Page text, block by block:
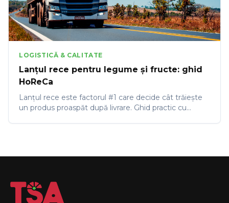
LOGISTICĂ & CALITATE
Lanțul rece pentru legume și fructe: ghid
HoReCa
Lanțul rece este factorul #1 care decide cât trăiește
un produs proaspăt după livrare. Ghid practic cu